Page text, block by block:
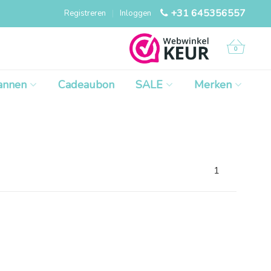
+31 645356557
Inloggen
|
Registreren
0
Cadeaubon SALE Merken
1